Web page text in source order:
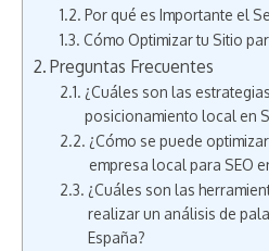
Por qué es Importante el
Cómo Optimizar tu Sitio
Preguntas Frecuentes
¿Cuáles son las
posicionamiento local en
¿Cómo se puede
empresa local para SEO
¿Cuáles son las
realizar un análisis de
España?